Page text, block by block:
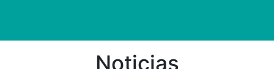
Noticias